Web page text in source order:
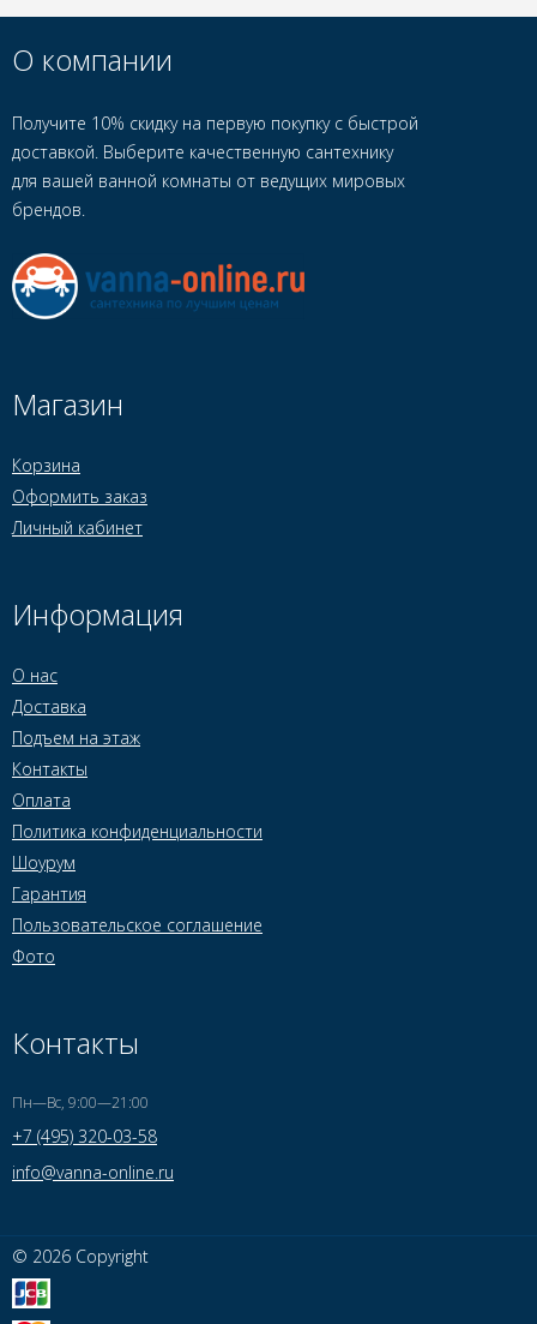
О компании
Получите 10% скидку на первую покупку с быстрой
доставкой. Выберите качественную сантехнику
для вашей ванной комнаты от ведущих мировых
брендов.
Магазин
Корзина
Оформить заказ
Личный кабинет
Информация
О нас
Доставка
Подъем на этаж
Контакты
Оплата
Политика конфиденциальности
Шоурум
Гарантия
Пользовательское соглашение
Фото
Контакты
Пн—Вс, 9:00—21:00
+7 (495) 320-03-58
info@vanna-online.ru
© 2026 Copyright